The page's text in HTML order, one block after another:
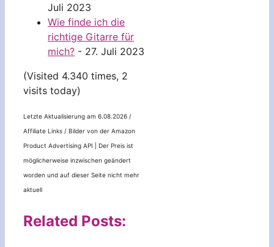
Juli 2023
Wie finde ich die
richtige Gitarre für
mich? - 27. Juli 2023
(Visited 4.340 times, 2
visits today)
Letzte Aktualisierung am 6.08.2026 /
Affiliate Links / Bilder von der Amazon
Product Advertising API | Der Preis ist
möglicherweise inzwischen geändert
worden und auf dieser Seite nicht mehr
aktuell
Related Posts: